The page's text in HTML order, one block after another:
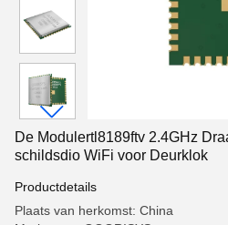
De Modulertl8189ftv 2.4GHz
schildsdio WiFi voor Deurklok
Productdetails
Plaats van herkomst: China